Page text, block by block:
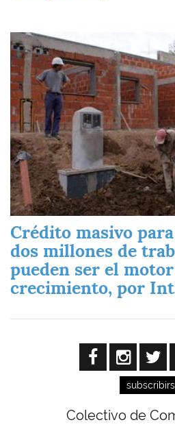
Imagen
Crédito masivo
dos millones de
pueden ser el
crecimiento, por
Colectivo de